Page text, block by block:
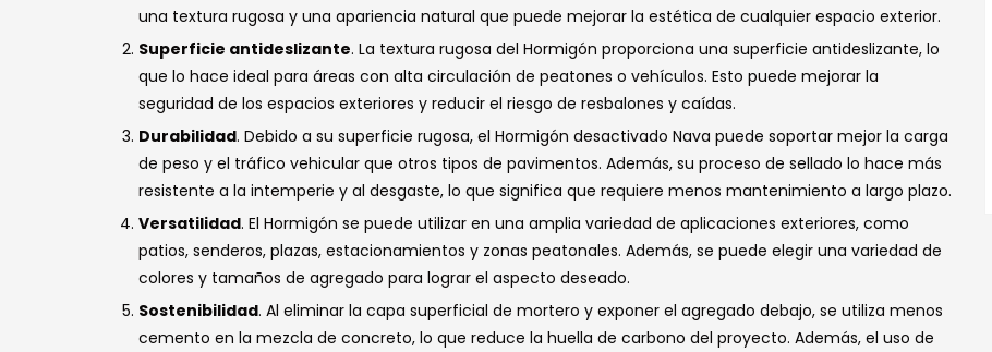
una textura rugosa y una apariencia natural que puede mejorar la estética de cualquier espacio exterior.
Superficie antideslizante. La textura rugosa del Hormigón proporciona una superficie antideslizante, lo
que lo hace ideal para áreas con alta circulación de peatones o vehículos. Esto puede mejorar la
seguridad de los espacios exteriores y reducir el riesgo de resbalones y caídas.
Durabilidad. Debido a su superficie rugosa, el Hormigón desactivado Nava puede soportar mejor la carga
de peso y el tráfico vehicular que otros tipos de pavimentos. Además, su proceso de sellado lo hace más
resistente a la intemperie y al desgaste, lo que significa que requiere menos mantenimiento a largo plazo.
Versatilidad. El Hormigón se puede utilizar en una amplia variedad de aplicaciones exteriores, como
patios, senderos, plazas, estacionamientos y zonas peatonales. Además, se puede elegir una variedad de
colores y tamaños de agregado para lograr el aspecto deseado.
Sostenibilidad. Al eliminar la capa superficial de mortero y exponer el agregado debajo, se utiliza menos
cemento en la mezcla de concreto, lo que reduce la huella de carbono del proyecto. Además, el uso de